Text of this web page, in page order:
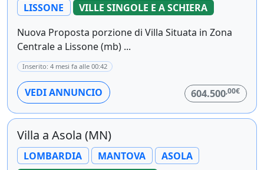
LISSONE
VILLE SINGOLE E A SCHIERA
Nuova Proposta porzione di Villa Situata in Zona
Centrale a Lissone (mb) ...
Inserito: 4 mesi fa alle 00:42
VEDI ANNUNCIO 604.500,00€
Villa a Asola (MN)
LOMBARDIA MANTOVA
ASOLA